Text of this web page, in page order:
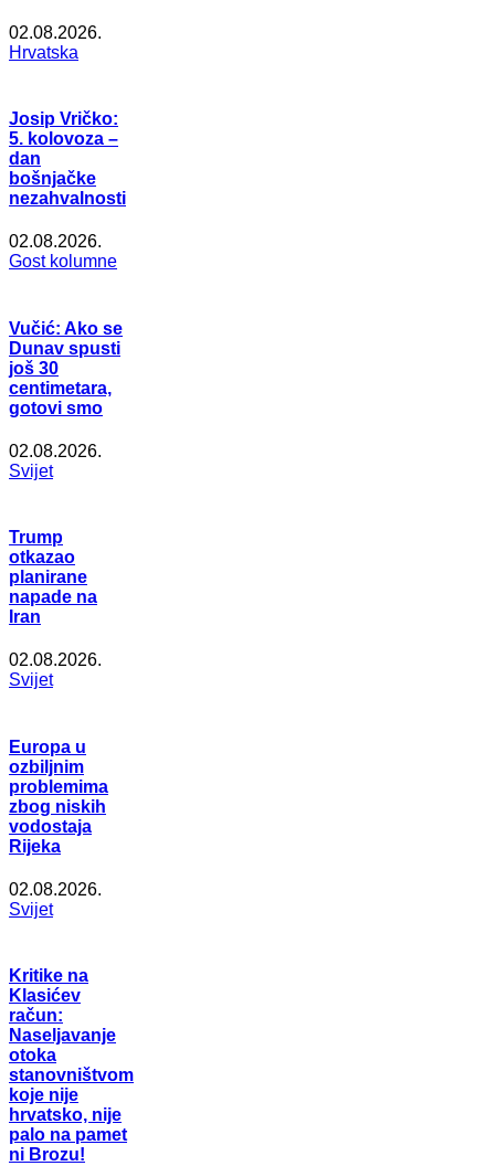
02.08.2026.
Hrvatska
Josip Vričko:
5. kolovoza –
dan
bošnjačke
nezahvalnosti
02.08.2026.
Gost kolumne
Vučić: Ako se
Dunav spusti
još 30
centimetara,
gotovi smo
02.08.2026.
Svijet
Trump
otkazao
planirane
napade na
Iran
02.08.2026.
Svijet
Europa u
ozbiljnim
problemima
zbog niskih
vodostaja
Rijeka
02.08.2026.
Svijet
Kritike na
Klasićev
račun:
Naseljavanje
otoka
stanovništvom
koje nije
hrvatsko, nije
palo na pamet
ni Brozu!